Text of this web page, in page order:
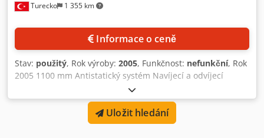
Turecko 1 355 km
Informace o ceně
Stav: použitý, Rok výroby: 2005, Funkčnost: nefunkční, Rok
2005 1100 mm Antistatický systém Navíjecí a odvíjecí
systém věže 800 mm Tiskařský stroj na BOPP papír
Cedpsxmh R Uofx Aproha Italské ozubení
Uložit hledání